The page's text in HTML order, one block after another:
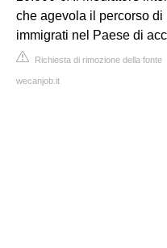
che agevola il percorso
immigrati nel Paese di
Richiesta di rimozione della fonte
wecanjob.it